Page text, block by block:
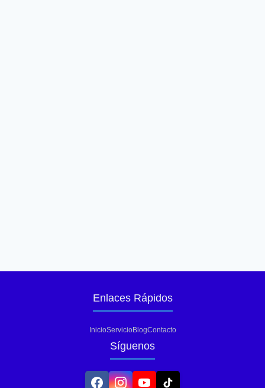
Enlaces Rápidos
InicioServicioBlogContacto
Síguenos